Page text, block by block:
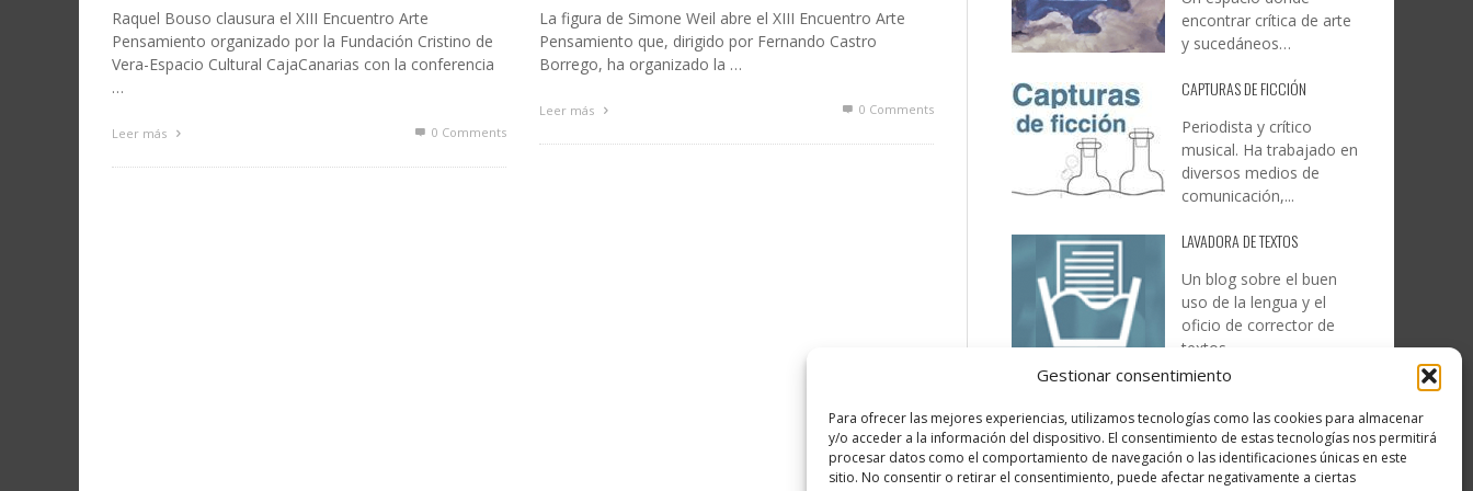
Gestionar consentimiento
Para ofrecer las mejores experiencias, utilizamos tecnologías como las cookies para almacenar
y/o acceder a la información del dispositivo. El consentimiento de estas tecnologías nos permitirá
procesar datos como el comportamiento de navegación o las identificaciones únicas en este
sitio. No consentir o retirar el consentimiento, puede afectar negativamente a ciertas
Raquel Bouso clausura el XIII Encuentro Arte
Pensamiento organizado por la Fundación Cristino de
Vera-Espacio Cultural CajaCanarias con la conferencia
…
Leer más 0 Comments
La figura de Simone Weil abre el XIII Encuentro Arte
Pensamiento que, dirigido por Fernando Castro
Borrego, ha organizado la …
Leer más 0 Comments
encontrar crítica de arte
y sucedáneos…
CAPTURAS DE FICCIÓN
Periodista y crítico
musical. Ha trabajado en
diversos medios de
comunicación,...
LAVADORA DE TEXTOS
Un blog sobre el buen
uso de la lengua y el
oficio de corrector de
textos…
…la realidad, es que cada
día es más complicado
realizar esos temas…